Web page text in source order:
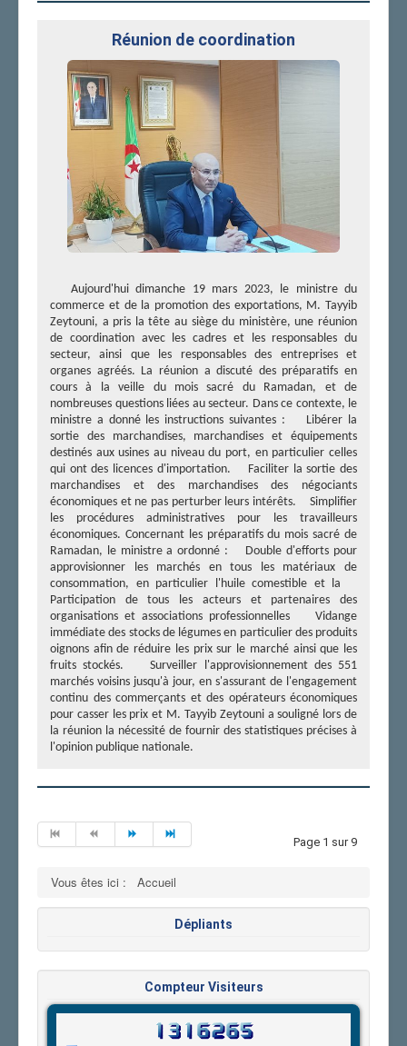
Réunion de coordination
Aujourd'hui dimanche 19 mars 2023, le ministre du
commerce et de la promotion des exportations, M. Tayyib
Zeytouni, a pris la tête au siège du ministère, une réunion
de coordination avec les cadres et les responsables du
secteur, ainsi que les responsables des entreprises et
organes agréés. La réunion a discuté des préparatifs en
cours à la veille du mois sacré du Ramadan, et de
nombreuses questions liées au secteur. Dans ce contexte, le
ministre a donné les instructions suivantes : Libérer la
sortie des marchandises, marchandises et équipements
destinés aux usines au niveau du port, en particulier celles
qui ont des licences d'importation. Faciliter la sortie des
marchandises et des marchandises des négociants
économiques et ne pas perturber leurs intérêts. Simplifier
les procédures administratives pour les travailleurs
économiques. Concernant les préparatifs du mois sacré de
Ramadan, le ministre a ordonné : Double d'efforts pour
approvisionner les marchés en tous les matériaux de
consommation, en particulier l'huile comestible et la
Participation de tous les acteurs et partenaires des
organisations et associations professionnelles Vidange
immédiate des stocks de légumes en particulier des produits
oignons afin de réduire les prix sur le marché ainsi que les
fruits stockés. Surveiller l'approvisionnement des 551
marchés voisins jusqu'à jour, en s'assurant de l'engagement
continu des commerçants et des opérateurs économiques
pour casser les prix et M. Tayyib Zeytouni a souligné lors de
la réunion la nécessité de fournir des statistiques précises à
l'opinion publique nationale.
Page 1 sur 9
Vous êtes ici : Accueil
Dépliants
Compteur Visiteurs